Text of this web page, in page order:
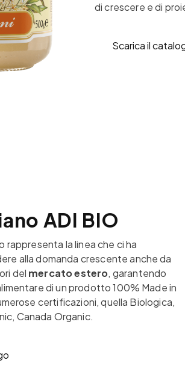
di crescere e di
Scarica il
ADI BIO
rappresenta la linea che ci ha
alla domanda crescente anche da
del mercato estero, garantendo
di un prodotto 100% Made in
certificazioni, quella Biologica,
Canada Organic.